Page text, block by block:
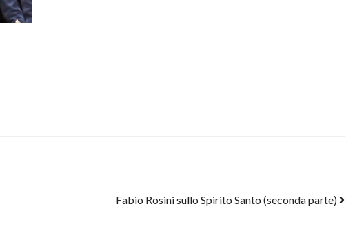
Fabio Rosini sullo Spirito Santo (seconda parte)